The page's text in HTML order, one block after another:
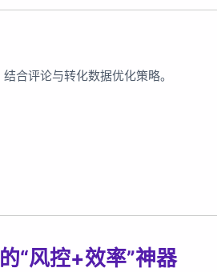
合评论与转化数据优化策略。
“风控+效率”神器